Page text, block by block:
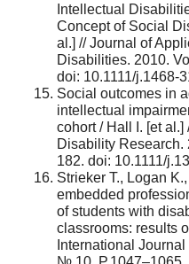
Intellectual
Concept of Social
al.] // Journal of
Disabilities. 2010.
doi: 10.1111/j.1468-
Social outcomes in
intellectual
cohort / Hall I. [et al.]
Disability
182. doi: 10.1111/
Strieker T., Logan
embedded
of students with
classrooms: results
International